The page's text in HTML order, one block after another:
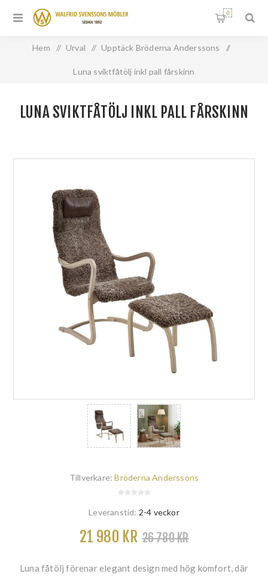
0
Hem / Urval / Upptäck Bröderna Anderssons /
Luna sviktfåtölj inkl pall fårskinn
LUNA SVIKTFÅTÖLJ INKL PALL FÅRSKINN
Tillverkare: Bröderna Anderssons
Leveranstid: 2-4 veckor
21 980 KR 26 780 KR
Luna fåtölj förenar elegant design med hög komfort, där